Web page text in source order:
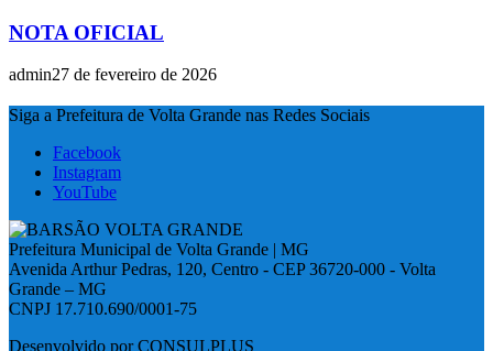
NOTA OFICIAL
admin27 de fevereiro de 2026
Siga a Prefeitura de Volta Grande nas Redes Sociais
Facebook
Instagram
YouTube
Prefeitura Municipal de Volta Grande | MG
Avenida Arthur Pedras, 120, Centro - CEP 36720-000 - Volta
Grande – MG
CNPJ 17.710.690/0001-75
Desenvolvido por CONSULPLUS